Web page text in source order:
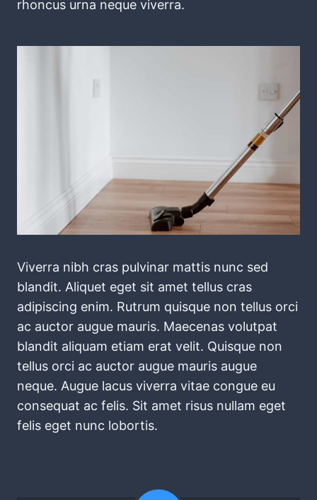
rhoncus urna neque viverra.
Viverra nibh cras pulvinar mattis nunc sed
blandit. Aliquet eget sit amet tellus cras
adipiscing enim. Rutrum quisque non tellus orci
ac auctor augue mauris. Maecenas volutpat
blandit aliquam etiam erat velit. Quisque non
tellus orci ac auctor augue mauris augue
neque. Augue lacus viverra vitae congue eu
consequat ac felis. Sit amet risus nullam eget
felis eget nunc lobortis.